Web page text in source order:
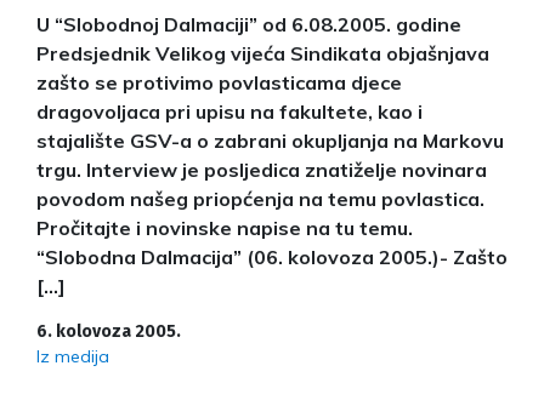
U “Slobodnoj Dalmaciji” od 6.08.2005. godine
Predsjednik Velikog vijeća Sindikata objašnjava
zašto se protivimo povlasticama djece
dragovoljaca pri upisu na fakultete, kao i
stajalište GSV-a o zabrani okupljanja na Markovu
trgu. Interview je posljedica znatiželje novinara
povodom našeg priopćenja na temu povlastica.
Pročitajte i novinske napise na tu temu.
“Slobodna Dalmacija” (06. kolovoza 2005.)- Zašto
[…]
6. kolovoza 2005.
Iz medija